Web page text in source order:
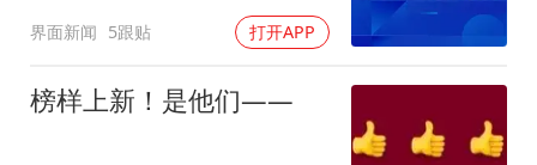
界面新闻 5跟贴 打开APP
榜样上新！是他们——